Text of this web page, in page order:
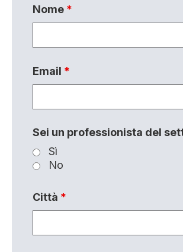
Nome *
Email *
Sei un professionista del
Sì
No
Città *